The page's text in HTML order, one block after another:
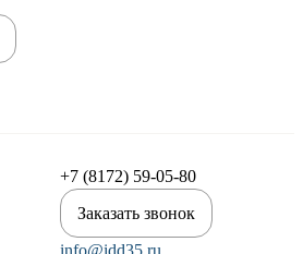
+7 (8172) 59-05-80
Заказать звонок